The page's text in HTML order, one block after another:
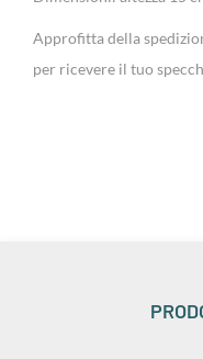
Approfitta della
per ricevere il tuo